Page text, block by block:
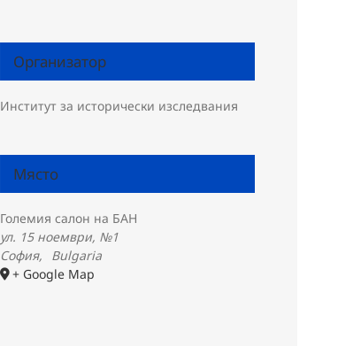
Организатор
Институт за исторически изследвания
Място
Големия салон на БАН
ул. 15 ноември, №1
София,
Bulgaria
+ Google Map